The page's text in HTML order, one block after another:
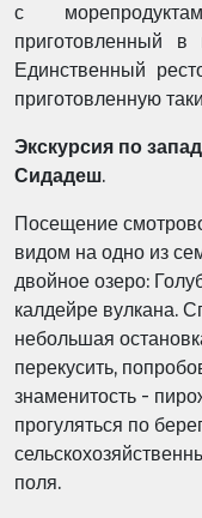
с
приготовленный в
Единственный
приготовленную
Экскурсия по
Сидадеш.
Посещение
видом на одно из
двойное озеро:
калдейре вулкана.
небольшая
перекусить,
знаменитость -
прогуляться по
поля.